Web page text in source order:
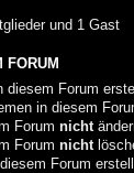
und 1 Gast
FORUM
diesem Forum
in diesem
Forum nicht
Forum nicht
Forum